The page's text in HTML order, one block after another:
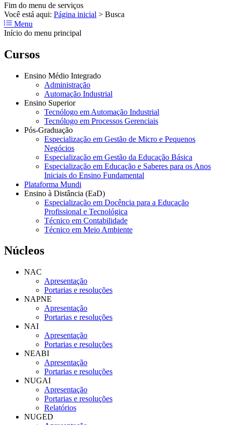
Fim do menu de serviços
Você está aqui: Página inicial > Busca
Menu
Início do menu principal
Cursos
Ensino Médio Integrado
Administração
Automação Industrial
Ensino Superior
Tecnólogo em Automação Industrial
Tecnólogo em Processos Gerenciais
Pós-Graduação
Especialização em Gestão de Micro e Pequenos
Negócios
Especialização em Gestão da Educação Básica
Especialização em Educação e Saberes para os Anos
Iniciais do Ensino Fundamental
Plataforma Mundi
Ensino à Distância (EaD)
Especialização em Docência para a Educação
Profissional e Tecnológica
Técnico em Contabilidade
Técnico em Meio Ambiente
Núcleos
NAC
Apresentação
Portarias e resoluções
NAPNE
Apresentação
Portarias e resoluções
NAI
Apresentação
Portarias e resoluções
NEABI
Apresentação
Portarias e resoluções
NUGAI
Apresentação
Portarias e resoluções
Relatórios
NUGED